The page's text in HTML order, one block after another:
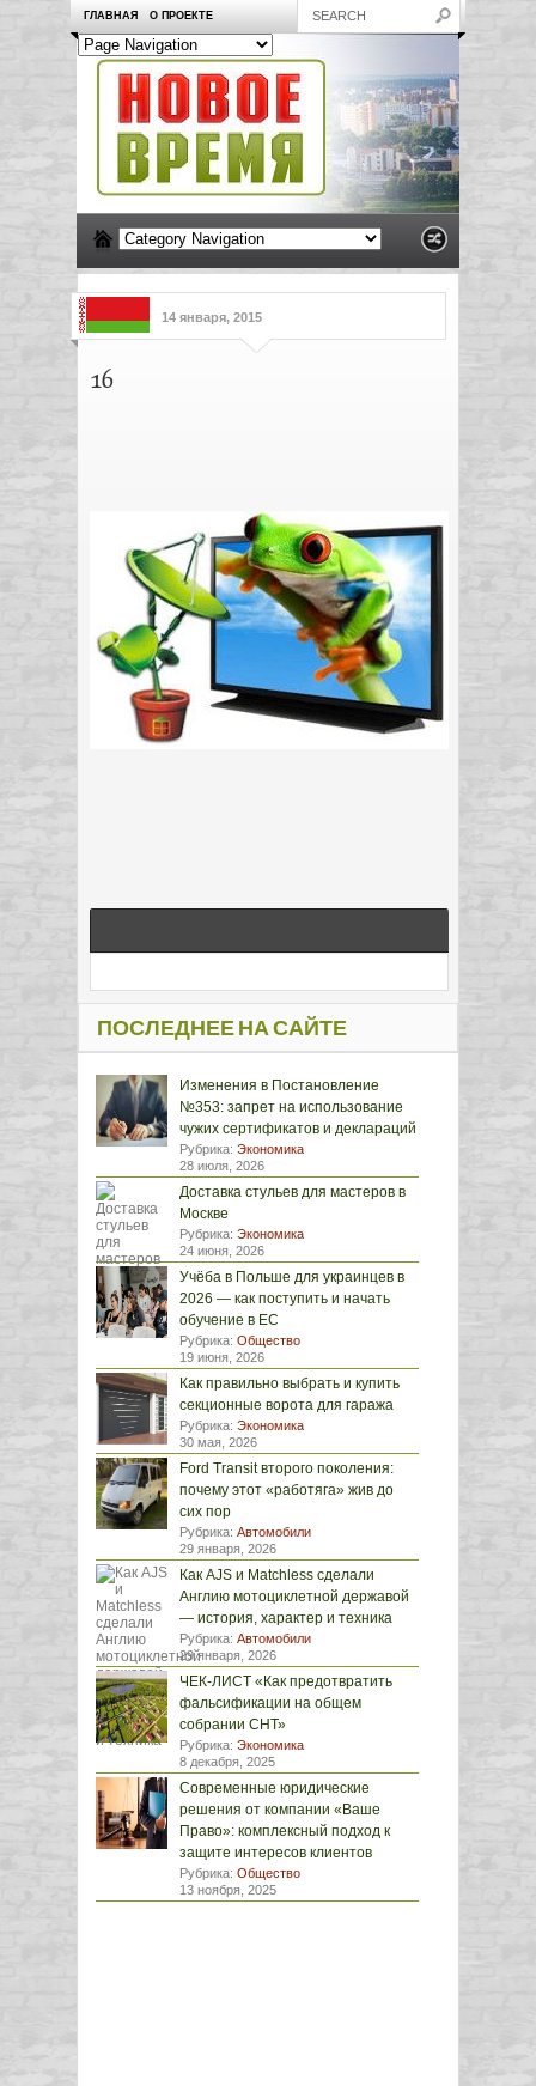
ГЛАВНАЯ О ПРОЕКТЕ
14 января, 2015
16
ПОСЛЕДНЕЕ НА САЙТЕ
Изменения в Постановление
№353: запрет на использование
чужих сертификатов и деклараций
Рубрика: Экономика
28 июля, 2026
Доставка стульев для мастеров в
Москве
Рубрика: Экономика
24 июня, 2026
Учёба в Польше для украинцев в
2026 — как поступить и начать
обучение в ЕС
Рубрика: Общество
19 июня, 2026
Как правильно выбрать и купить
секционные ворота для гаража
Рубрика: Экономика
30 мая, 2026
Ford Transit второго поколения:
почему этот «работяга» жив до
сих пор
Рубрика: Автомобили
29 января, 2026
Как AJS и Matchless сделали
Англию мотоциклетной державой
— история, характер и техника
Рубрика: Автомобили
29 января, 2026
ЧЕК-ЛИСТ «Как предотвратить
фальсификации на общем
собрании СНТ»
Рубрика: Экономика
8 декабря, 2025
Современные юридические
решения от компании «Ваше
Право»: комплексный подход к
защите интересов клиентов
Рубрика: Общество
13 ноября, 2025